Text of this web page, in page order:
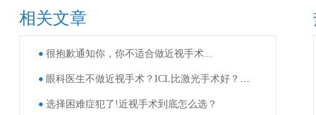
相关文章
很抱歉通知你，你不适合做近视手术...
眼科医生不做近视手术？ICL比激光手术好？这些近视手术谣言，别再信了！
选择困难症犯了!近视手术到底怎么选？